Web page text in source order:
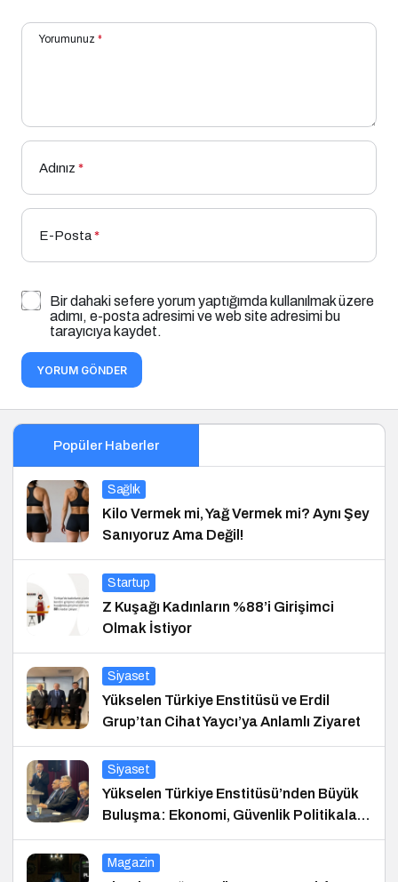
Yorumunuz *
Adınız *
E-Posta*
Bir dahaki sefere yorum yaptığımda kullanılmak üzere
adımı, e-posta adresimi ve web site adresimi bu
tarayıcıya kaydet.
YORUM GÖNDER
Popüler Haberler
Sağlık
Kilo Vermek mi, Yağ Vermek mi? Aynı Şey
Sanıyoruz Ama Değil!
Startup
Z Kuşağı Kadınların %88’i Girişimci
Olmak İstiyor
Siyaset
Yükselen Türkiye Enstitüsü ve Erdil
Grup’tan Cihat Yaycı’ya Anlamlı Ziyaret
Siyaset
Yükselen Türkiye Enstitüsü’nden Büyük
Buluşma: Ekonomi, Güvenlik Politikaları
ve Hukuk Konferansı
Magazin